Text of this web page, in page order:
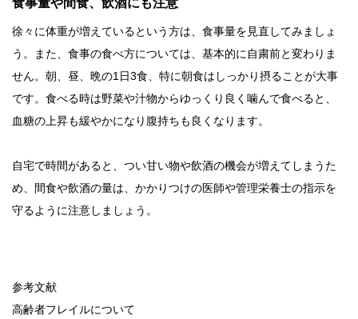
食事量や間食、飲酒にも注意
徐々に体重が増えているという方は、食事量を見直してみましょ
う。また、食事の食べ方については、基本的に自粛前と変わりま
せん。朝、昼、晩の1日3食、特に朝食はしっかり摂ることが大事
です。食べる時は野菜や汁物からゆっくり良く噛んで食べると、
血糖の上昇も緩やかになり腹持ちも良くなります。
自宅で時間があると、つい甘い物や飲酒の機会が増えてしまうた
め、間食や飲酒の量は、かかりつけの医師や管理栄養士の指示を
守るように注意しましょう。
参考文献
高齢者フレイルについて